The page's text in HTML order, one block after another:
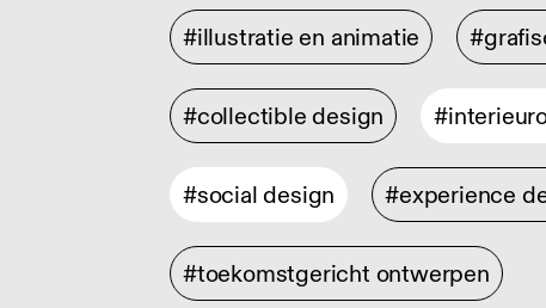
#illustratie en animatie
#collectible design
#social design #experience
#toekomstgericht ontwerpen